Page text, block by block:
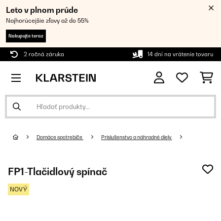
Leto v plnom prúde
Najhorúcejšie zľavy až do 55%
Nakupujte teraz
2 ročná záruka 14 dní na vrátenie tovaru
Domáce spotrebiče Príslušenstvo a náhradné diely
FP1-Tlačidlový spínač
NOVÝ